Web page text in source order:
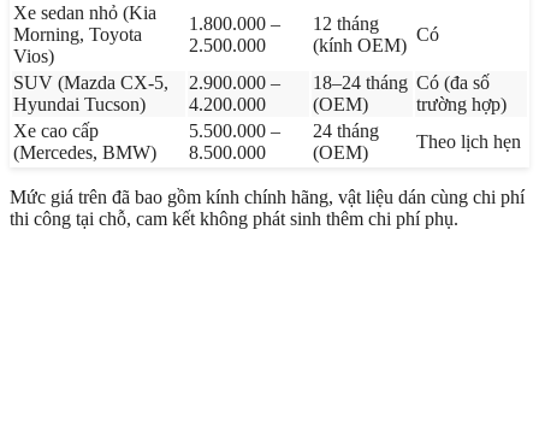
Xe sedan nhỏ (Kia
Morning, Toyota
Vios)
1.800.000 –
2.500.000
12 tháng
(kính OEM)
Có
SUV (Mazda CX-5,
Hyundai Tucson)
2.900.000 –
4.200.000
18–24 tháng
(OEM)
Có (đa số
trường hợp)
Xe cao cấp
(Mercedes, BMW)
5.500.000 –
8.500.000
24 tháng
(OEM)
Theo lịch hẹn
Mức giá trên đã bao gồm kính chính hãng, vật liệu dán cùng chi phí
thi công tại chỗ, cam kết không phát sinh thêm chi phí phụ.